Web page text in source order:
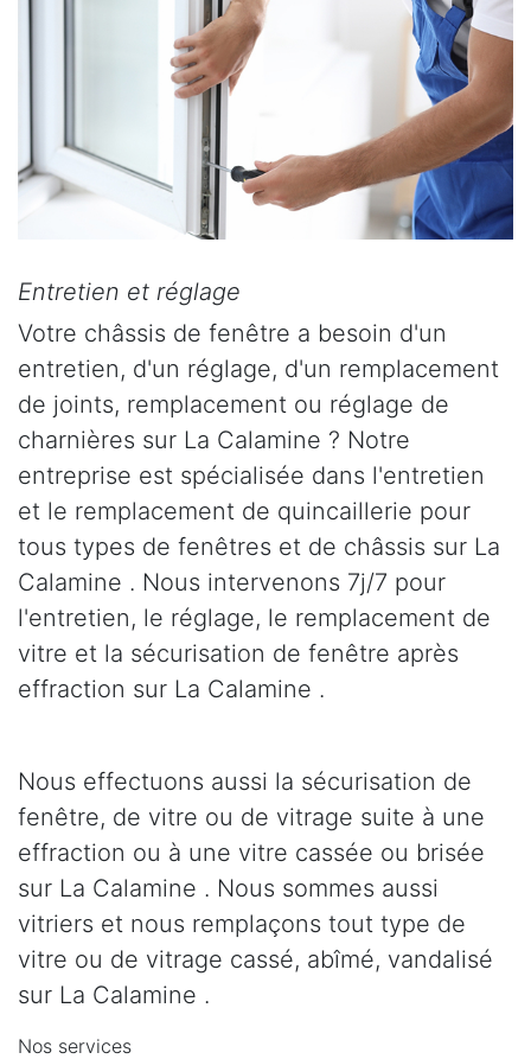
Entretien et réglage
Votre châssis de fenêtre a besoin d'un
entretien, d'un réglage, d'un remplacement
de joints, remplacement ou réglage de
charnières sur La Calamine ? Notre
entreprise est spécialisée dans l'entretien
et le remplacement de quincaillerie pour
tous types de fenêtres et de châssis sur La
Calamine . Nous intervenons 7j/7 pour
l'entretien, le réglage, le remplacement de
vitre et la sécurisation de fenêtre après
effraction sur La Calamine .
Nous effectuons aussi la sécurisation de
fenêtre, de vitre ou de vitrage suite à une
effraction ou à une vitre cassée ou brisée
sur La Calamine . Nous sommes aussi
vitriers et nous remplaçons tout type de
vitre ou de vitrage cassé, abîmé, vandalisé
sur La Calamine .
Nos services